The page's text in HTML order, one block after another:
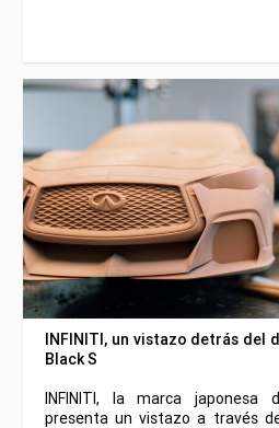
INFINITI, un vistazo detrás del
Black S
INFINITI, la marca japonesa
presenta un vistazo a través